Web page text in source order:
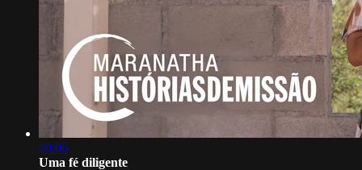
20:06
Uma fé diligente